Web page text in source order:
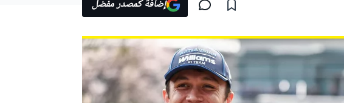
إضافة كمصدر مفضل